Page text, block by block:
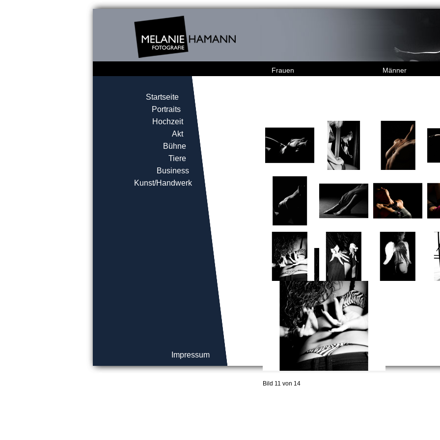
Frauen Männer
Startseite
Portraits
Hochzeit
Akt
Bühne
Tiere
Business
Kunst/Handwerk
Impressum
Bild 11 von 14